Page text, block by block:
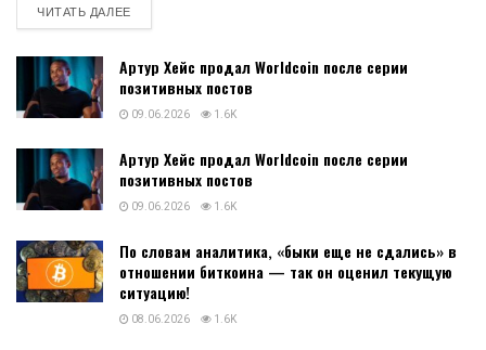
ЧИТАТЬ ДАЛЕЕDETAILS
Артур Хейс продал Worldcoin после серии
позитивных постов
09.06.2026 1.6K
Артур Хейс продал Worldcoin после серии
позитивных постов
09.06.2026 1.6K
По словам аналитика, «быки еще не сдались» в
отношении биткоина — так он оценил текущую
ситуацию!
08.06.2026 1.6K